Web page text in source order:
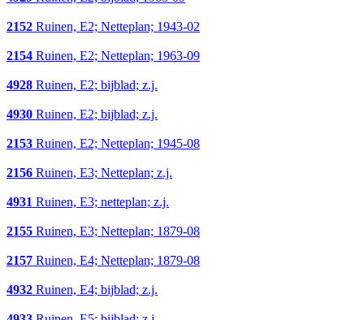
2152 Ruinen, E2; Netteplan; 1943-02
2154 Ruinen, E2; Netteplan; 1963-09
4928 Ruinen, E2; bijblad; z.j.
4930 Ruinen, E2; bijblad; z.j.
2153 Ruinen, E2; Netteplan; 1945-08
2156 Ruinen, E3; Netteplan; z.j.
4931 Ruinen, E3; netteplan; z.j.
2155 Ruinen, E3; Netteplan; 1879-08
2157 Ruinen, E4; Netteplan; 1879-08
4932 Ruinen, E4; bijblad; z.j.